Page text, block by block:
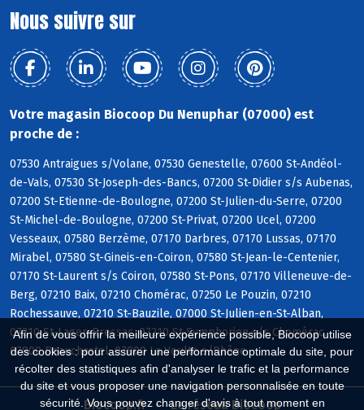
Afin de vous offrir la meilleure expérience possible, Biocoop utilise
des cookies : pour assurer une performance optimale du site, pour
récolter des statistiques afin d'analyser le trafic et la performance
du site et vous proposer une navigation personnalisée en toute
sécurité. Vous pouvez changer d'avis à tout moment en
Nous suivre sur
Votre magasin Biocoop Du Nenuphar (07000) est
proche de :
07530 Antraigues s/Volane, 07530 Genestelle, 07600 St-Andéol-
de-Vals, 07530 St-Joseph-des-Bancs, 07200 St-Didier s/s Aubenas,
07200 St-Etienne-de-Boulogne, 07200 St-Julien-du-Serre, 07200
St-Michel-de-Boulogne, 07200 St-Privat, 07200 Ucel, 07200
Vesseaux, 07580 Berzème, 07170 Darbres, 07170 Lussas, 07170
Mirabel, 07580 St-Gineis-en-Coiron, 07580 St-Jean-le-Centenier,
07170 St-Laurent s/s Coiron, 07580 St-Pons, 07170 Villeneuve-de-
Berg, 07210 Baix, 07210 Chomérac, 07250 Le Pouzin, 07210
Rochessauve, 07210 St-Bauzile, 07000 St-Julien-en-St-Alban,
07210 St-Lager-Bressac, 07210 St-Symphorien s/s Chomérac,
07800 Beauchastel, 07800 La Voulte s/Rhône
Biocoop.fr Le réseau Biocoop